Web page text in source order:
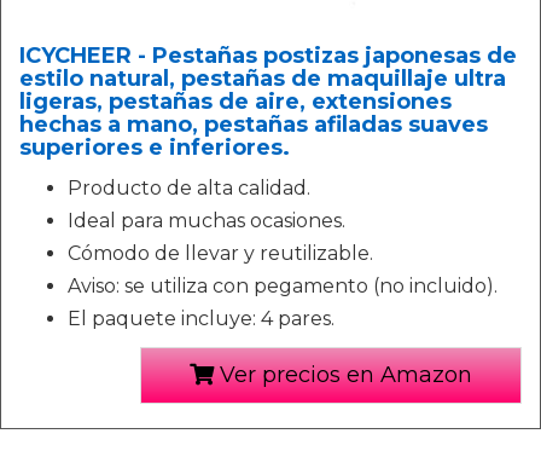
ICYCHEER - Pestañas postizas japonesas de
estilo natural, pestañas de maquillaje ultra
ligeras, pestañas de aire, extensiones
hechas a mano, pestañas afiladas suaves
superiores e inferiores.
Producto de alta calidad.
Ideal para muchas ocasiones.
Cómodo de llevar y reutilizable.
Aviso: se utiliza con pegamento (no incluido).
El paquete incluye: 4 pares.
Ver precios en Amazon